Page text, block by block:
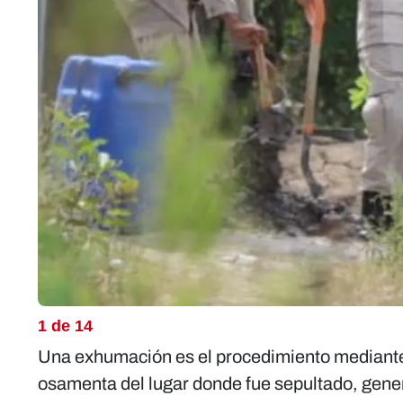
1 de 14
Una exhumación es el procedimiento
osamenta del lugar donde fue sepultado,